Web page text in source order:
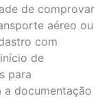
de comprovar
aéreo ou
com
de
para
a documentação